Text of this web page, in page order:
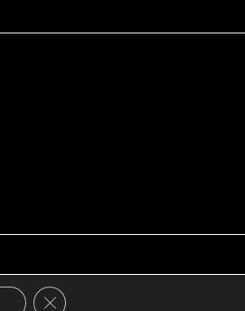
Cerrar el banner de cookies RGPD